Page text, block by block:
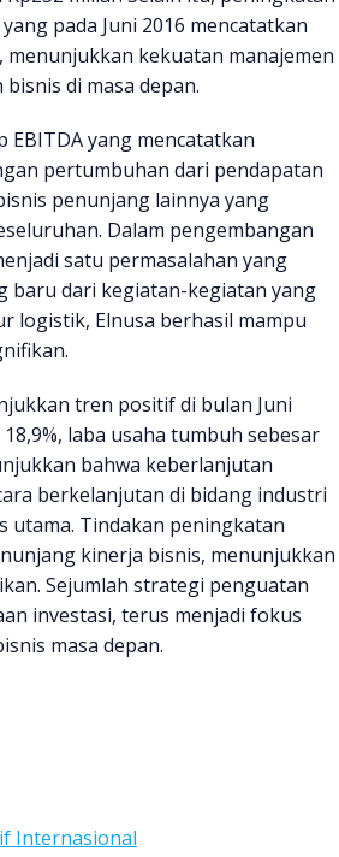
pada Juni 2016 mencatatkan
menunjukkan kekuatan manajemen
di masa depan.
yang mencatatkan
pertumbuhan dari pendapatan
penunjang lainnya yang
Dalam pengembangan
satu permasalahan yang
baru dari kegiatan-kegiatan yang
logistik, Elnusa berhasil mampu
tren positif di bulan Juni
laba usaha tumbuh sebesar
bahwa keberlanjutan
berkelanjutan di bidang industri
utama. Tindakan peningkatan
kinerja bisnis, menunjukkan
Sejumlah strategi penguatan
investasi, terus menjadi fokus
masa depan.
Internasional